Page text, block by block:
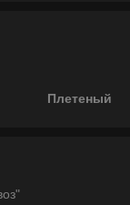
Плетеный